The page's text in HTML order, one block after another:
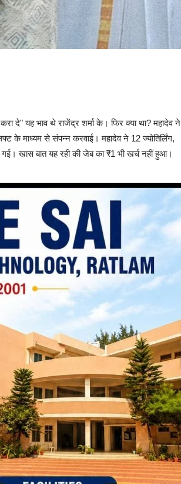
दे" यह भाव थे राजेंद्र शर्मा के। फिर क्या था? महादेव ने
के माध्यम से संपन्न करवाई। महादेव ने 12 ज्योतिर्लिंग,
खास बात यह रही की जेब का ₹1 भी खर्च नहीं हुआ।
में भगदड़ : सावन के तीसरे सोमवार पर करंट
से...
Bhatt Jul 28, 2025 0 516